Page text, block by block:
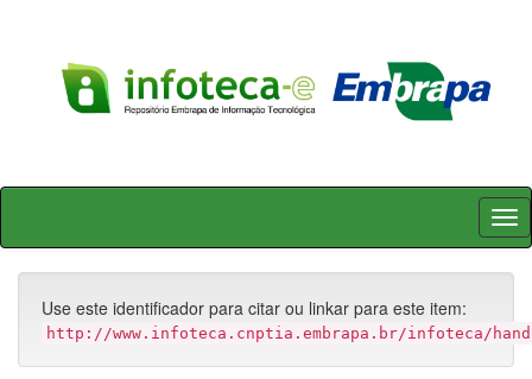
Skip
Use este identificador para citar ou linkar para este item:
http://www.infoteca.cnptia.embrapa.br/infoteca/